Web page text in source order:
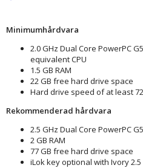
Minimumhårdvara
2.0 GHz Dual Core PowerPC
equivalent CPU
1.5 GB RAM
22 GB free hard drive space
Hard drive speed of at least
Rekommenderad hårdvara
2.5 GHz Dual Core PowerPC
2 GB RAM
77 GB free hard drive space
iLok key optional with Ivory 2.5